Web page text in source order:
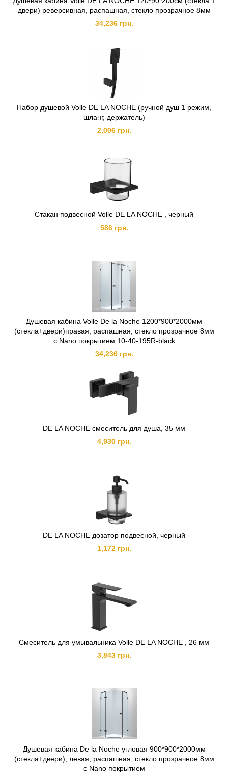
двери) реверсивная, распашная, стекло прозрачное 8мм
34,236 грн.
Набор душевой Volle DE LA NOCHE (ручной душ 1 режим,
шланг, держатель)
2,006 грн.
Стакан подвесной Volle DE LA NOCHE , черный
586 грн.
Душевая кабина Volle De la Noche 1200*900*2000мм
(стекла+двери)правая, распашная, стекло прозрачное 8мм
с Nano покрытием 10-40-195R-black
34,236 грн.
DE LA NOCHE смеситель для душа, 35 мм
4,930 грн.
DE LA NOCHE дозатор подвесной, черный
1,172 грн.
Смеситель для умывальника Volle DE LA NOCHE , 26 мм
3,843 грн.
Душевая кабина De la Noche угловая 900*900*2000мм
(стекла+двери), левая, распашная, стекло прозрачное 8мм
с Nano покрытием